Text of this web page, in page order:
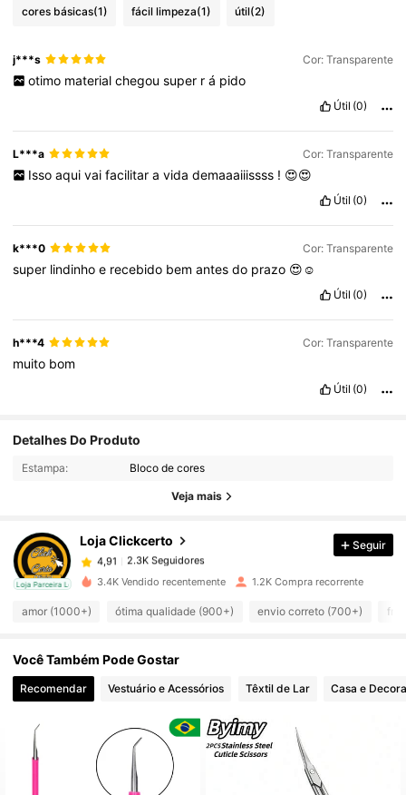
cores básicas(1) fácil limpeza(1) útil(2)
j***s Cor: Transparente
otimo material chegou super r á pido
Útil (0)
L***a Cor: Transparente
Isso aqui vai facilitar a vida demaaaiiissss ! 😍😍
Útil (0)
k***0 Cor: Transparente
super lindinhoe recebido bemantesdo prazo 😍☺️
Útil (0)
h***4 Cor: Transparente
muito bom
Útil (0)
Detalhes Do Produto
Estampa: Bloco de cores
Veja mais
Loja Parceira Local
Loja Clickcerto
4,91 2.3K Seguidores
2.3K Seguidores
j***apago 1 dia atrás
4,91 2.3K Seguidores
4,91 2.3K Seguidores
2.3K Seguidores
4,91 2.3K Seguidores
Seguir
3.4K Vendido recentemente 1.2K Compra recorrente
amor (1000+) ótima qualidade (900+) envio correto (700+)
Você Também Pode Gostar
Recomendar Vestuário e Acessórios Têxtil de Lar Casa e